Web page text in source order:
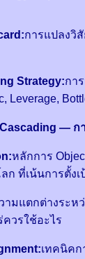
การแปลงวิ
Strategy:กา
Leverage,
— ก
หลักการ
ก ที่เน้นการตั้ง
ามแตกต่างระห
ควรใช้อะไร
เทคนิคก